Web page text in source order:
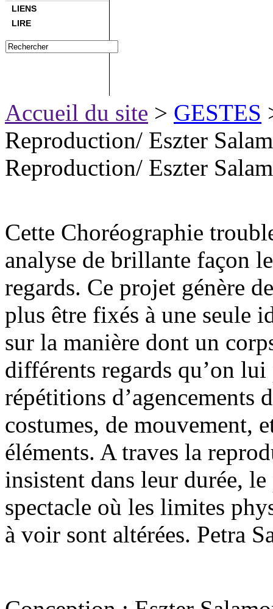
LIENS
LIRE
Accueil du site > GESTES
Reproduction/ Eszter
Reproduction/ Eszter
Cette Choréographie
analyse de brillante façon
regards. Ce projet génère
plus être fixés à une seule
sur la manière dont un
différents regards qu’on
répétitions d’agencements
costumes, de mouvement,
éléments. A traves la
insistent dans leur durée,
spectacle où les limites
à voir sont altérées. Petra